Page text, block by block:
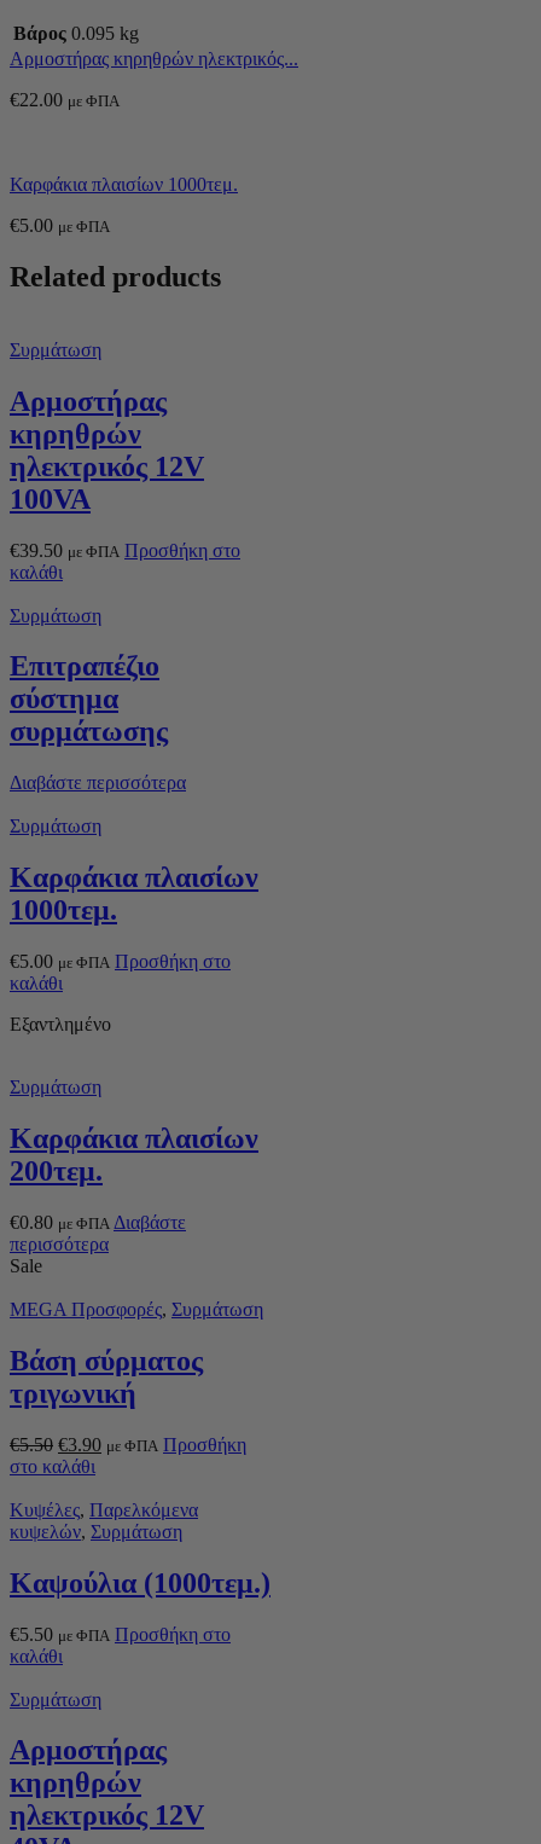
Βάρος 0.095 kg
Αρμοστήρας κηρηθρών ηλεκτρικός...
€22.00 με ΦΠΑ
Καρφάκια πλαισίων 1000τεμ.
€5.00 με ΦΠΑ
Related products
Συρμάτωση
Αρμοστήρας
κηρηθρών
ηλεκτρικός 12V
100VA
€39.50 με ΦΠΑ Προσθήκη στο
καλάθι
Συρμάτωση
Επιτραπέζιο
σύστημα
συρμάτωσης
Διαβάστε περισσότερα
Συρμάτωση
Καρφάκια πλαισίων
1000τεμ.
€5.00 με ΦΠΑ Προσθήκη στο
καλάθι
Εξαντλημένο
Συρμάτωση
Καρφάκια πλαισίων
200τεμ.
€0.80 με ΦΠΑ Διαβάστε
περισσότερα
Sale
MEGA Προσφορές, Συρμάτωση
Βάση σύρματος
τριγωνική
€5.50 €3.90 με ΦΠΑ Προσθήκη
στο καλάθι
Κυψέλες, Παρελκόμενα
κυψελών, Συρμάτωση
Καψούλια (1000τεμ.)
€5.50 με ΦΠΑ Προσθήκη στο
καλάθι
Συρμάτωση
Αρμοστήρας
κηρηθρών
ηλεκτρικός 12V